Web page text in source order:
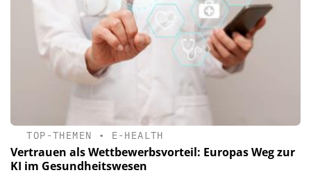
TOP-THEMEN • E-HEALTH
Vertrauen als Wettbewerbsvorteil: Europas Weg zur
KI im Gesundheitswesen